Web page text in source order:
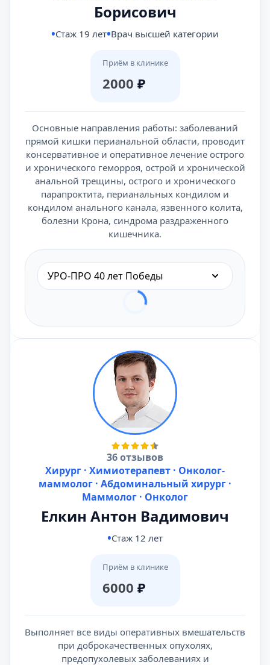
Борисович
Стаж 19 лет Врач высшей категории
Приём в клинике
2000 ₽
Основные направления работы: заболеваний
прямой кишки перианальной области, проводит
консервативное и оперативное лечение острого
и хронического геморроя, острой и хронической
анальной трещины, острого и хронического
парапроктита, перианальных кондилом и
кондилом анального канала, язвенного колита,
болезни Крона, синдрома раздраженного
кишечника.
УРО-ПРО 40 лет Победы
36 отзывов
Хирург · Химиотерапевт · Онколог-
маммолог · Абдоминальный хирург ·
Маммолог · Онколог
Елкин Антон Вадимович
Стаж 12 лет
Приём в клинике
6000 ₽
Выполняет все виды оперативных вмешательств
при доброкачественных опухолях,
предопухолевых заболеваниях и